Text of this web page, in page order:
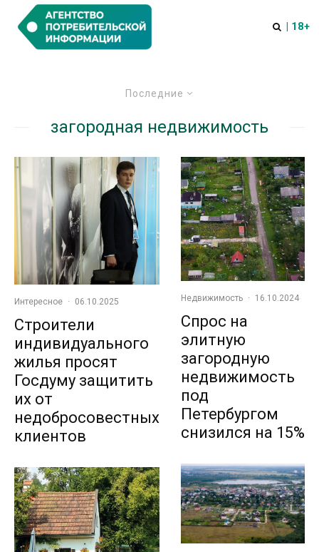
| 18+
Последние
загородная недвижимость
Интересное · 06.10.2025
Строители
индивидуального
жилья просят
Госдуму защитить
их от
недобросовестных
клиентов
Недвижимость · 16.10.2024
Спрос на
элитную
загородную
недвижимость
под
Петербургом
снизился на 15%